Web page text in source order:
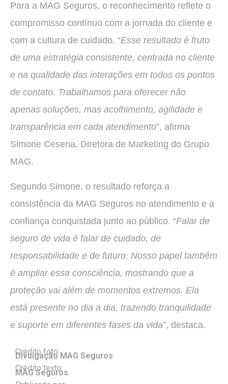
Para a MAG Seguros, o reconhecimento reflete o
compromisso contínuo com a jornada do cliente e
com a cultura de cuidado. “Esse resultado é fruto
de uma estratégia consistente, centrada no cliente
e na qualidade das interações em todos os pontos
de contato. Trabalhamos para oferecer não
apenas soluções, mas acolhimento, agilidade e
transparência em cada atendimento”, afirma
Simone Cesena, Diretora de Marketing do Grupo
MAG.
Segundo Simone, o resultado reforça a
consistência da MAG Seguros no atendimento e a
confiança conquistada junto ao público. “Falar de
seguro de vida é falar de cuidado, de
responsabilidade e de futuro. Nosso papel também
é ampliar essa consciência, mostrando que a
proteção vai além de momentos extremos. Ela
está presente no dia a dia, trazendo tranquilidade
e suporte em diferentes fases da vida”, destaca.
Crédito foto:
Divulgação MAG Seguros
Crédito texto:
MAG Seguros